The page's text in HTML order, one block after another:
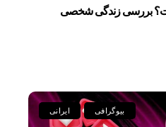
بررسی زندگی شخصی
ایرانی بیوگرافی